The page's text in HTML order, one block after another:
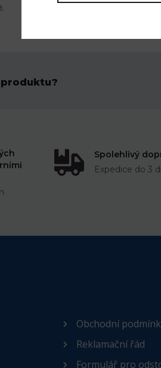
Spolehlivý
Expedice do 3
Obchodní
Reklamační řád
Formulář pro